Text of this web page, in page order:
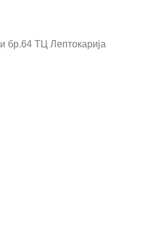
бр.64 ТЦ Лептокарија